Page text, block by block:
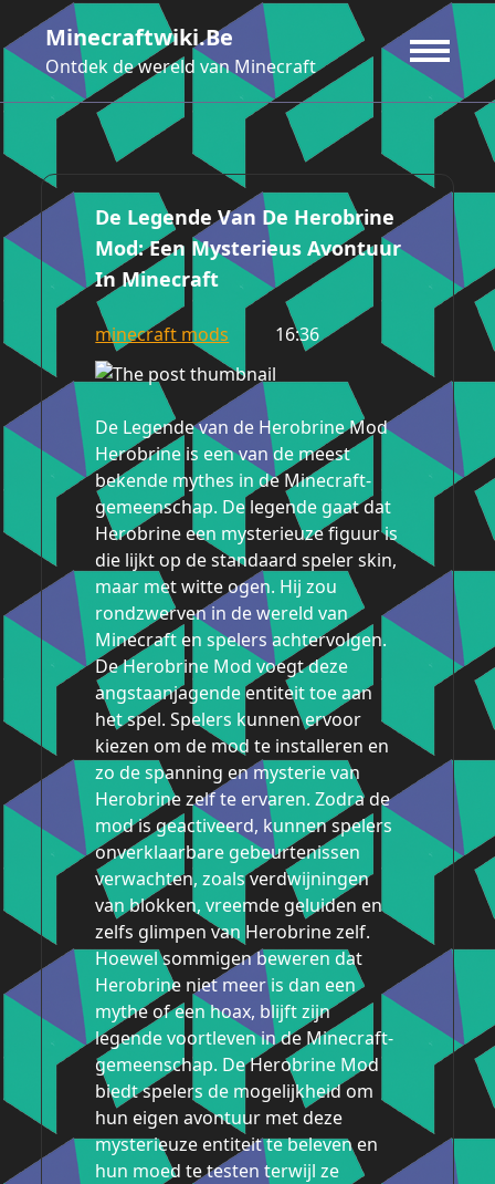
naar
de
inhoud
Minecraftwiki.be
Ontdek de wereld van Minecraft
De Legende Van De Herobrine
Mod: Een Mysterieus Avontuur
In Minecraft
minecraft mods 16:36
De Legende van de Herobrine Mod
Herobrine is een van de meest
bekende mythes in de Minecraft-
gemeenschap. De legende gaat dat
Herobrine een mysterieuze figuur is
die lijkt op de standaard speler skin,
maar met witte ogen. Hij zou
rondzwerven in de wereld van
Minecraft en spelers achtervolgen.
De Herobrine Mod voegt deze
angstaanjagende entiteit toe aan
het spel. Spelers kunnen ervoor
kiezen om de mod te installeren en
zo de spanning en mysterie van
Herobrine zelf te ervaren. Zodra de
mod is geactiveerd, kunnen spelers
onverklaarbare gebeurtenissen
verwachten, zoals verdwijningen
van blokken, vreemde geluiden en
zelfs glimpen van Herobrine zelf.
Hoewel sommigen beweren dat
Herobrine niet meer is dan een
mythe of een hoax, blijft zijn
legende voortleven in de Minecraft-
gemeenschap. De Herobrine Mod
biedt spelers de mogelijkheid om
hun eigen avontuur met deze
mysterieuze entiteit te beleven en
hun moed te testen terwijl ze